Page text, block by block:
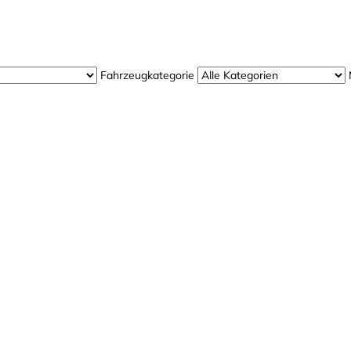
Fahrzeugkategorie